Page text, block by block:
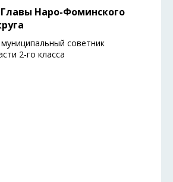
Наро-Фоминского
советник
2-го класса